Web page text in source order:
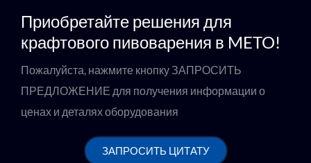
Приобретайте решения для
крафтового пивоварения в METO!
Пожалуйста, нажмите кнопку ЗАПРОСИТЬ
ПРЕДЛОЖЕНИЕ для получения информации о
ценах и деталях оборудования
ЗАПРОСИТЬ ЦИТАТУ